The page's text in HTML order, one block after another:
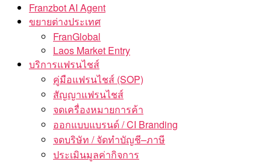
Franzbot AI Agent
ขยายต่างประเทศ
FranGlobal
Laos Market Entry
บริการแฟรนไชส์
คู่มือแฟรนไชส์ (SOP)
สัญญาแฟรนไชส์
จดเครื่องหมายการค้า
ออกแบบแบรนด์ / CI Branding
จดบริษัท / จัดทำบัญชี–ภาษี
ประเมินมูลค่ากิจการ